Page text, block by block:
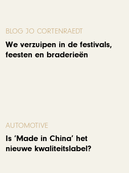
BLOG JO CORTENRAEDT
We verzuipen in de festivals,
feesten en braderieën
AUTOMOTIVE
Is ‘Made in China’ het
nieuwe kwaliteitslabel?